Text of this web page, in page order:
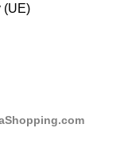
(UE)